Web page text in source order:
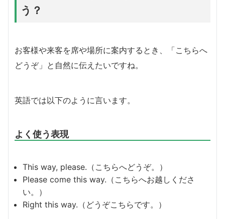
う？
お客様や来客を席や場所に案内するとき、「こちらへ
どうぞ」と自然に伝えたいですね。
英語では以下のように言います。
よく使う表現
This way, please.（こちらへどうぞ。）
Please come this way.（こちらへお越しくださ
い。）
Right this way.（どうぞこちらです。）